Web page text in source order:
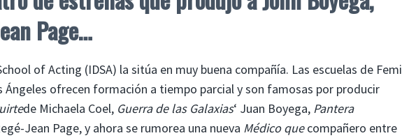
Page…
of Acting (IDSA) la sitúa en muy buena compañía. Las escuelas de Femi
Ángeles ofrecen formación a tiempo parcial y son famosas por producir
de Michaela Coel, Guerra de las Galaxias‘ Juan Boyega, Pantera
Jean Page, y ahora se rumorea una nueva Médico quecompañero entre